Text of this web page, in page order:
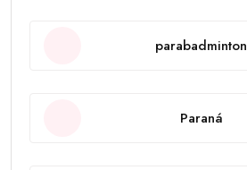
parabadminton
Paraná